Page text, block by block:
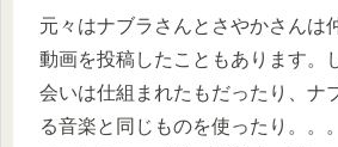
元々はナブラさんとさやかさんは
動画を投稿したこともあります。
会いは仕組まれたもだったり、ナ
る音楽と同じものを使ったり。。。